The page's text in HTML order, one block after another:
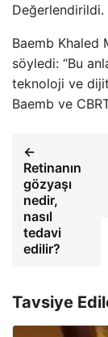
Değerlendirildi.
Baemb Khaled
söyledi: “Bu
teknoloji ve
Baemb ve
←
Retinanın
gözyaşı
nedir,
nasıl
tedavi
edilir?
Tavsiye